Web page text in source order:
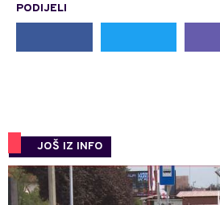
PODIJELI
JOŠ IZ INFO